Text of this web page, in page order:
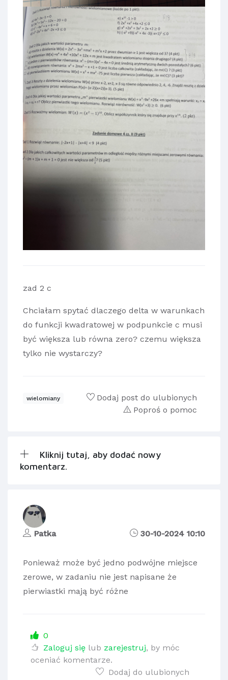
zad 2 c
Chciałam spytać dlaczego delta w warunkach
do funkcji kwadratowej w podpunkcie c musi
być większa lub równa zero? czemu większa
tylko nie wystarczy?
wielomiany
Dodaj post do ulubionych
Poproś o pomoc
Kliknij tutaj, aby dodać nowy
komentarz.
Patka 30-10-2024 10:10
Ponieważ może być jedno podwójne miejsce
zerowe, w zadaniu nie jest napisane że
pierwiastki mają być różne
0
Zaloguj się lub zarejestruj, by móc
oceniać komentarze.
Dodaj do ulubionych